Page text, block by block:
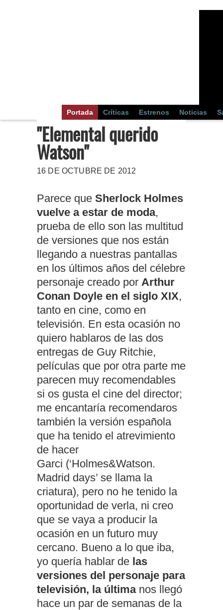
Portada Críticas Estrenos Noticias
"Elemental querido
Watson"
16 DE OCTUBRE DE 2012
Parece que Sherlock Holmes
vuelve a estar de moda,
prueba de ello son las multitud
de versiones que nos están
llegando a nuestras pantallas
en los últimos años del célebre
personaje creado por Arthur
Conan Doyle en el siglo XIX,
tanto en cine, como en
televisión. En esta ocasión no
quiero hablaros de las dos
entregas de Guy Ritchie,
películas que por otra parte me
parecen muy recomendables
si os gusta el cine del director;
me encantaría recomendaros
también la versión española
que ha tenido el atrevimiento
de hacer
Garci (‘Holmes&Watson.
Madrid days’ se llama la
criatura), pero no he tenido la
oportunidad de verla, ni creo
que se vaya a producir la
ocasión en un futuro muy
cercano. Bueno a lo que iba,
yo quería hablar de las
versiones del personaje para
televisión, la últimanos llegó
hace un par de semanas de la